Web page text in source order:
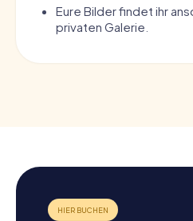
Eure Bilder findet ihr
privaten Galerie.